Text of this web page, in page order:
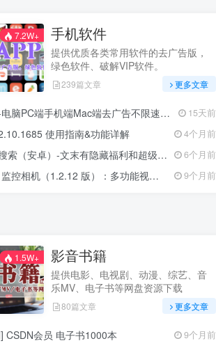
7.2W+ 手机软件
提供优质各类常用软件的去广告版，
绿色软件、破解VIP软件。
239篇文章 更多文章
端手机端Mac端去广告不限速各版本集合搜集整合全网最全 15天前
使用指南&功能详解 4个月前
（安卓）-文末有隐藏福利和超级隐藏福利 6个月前
（1.2.12 版）：多功能视频监控工具，兼顾行车与场景抓拍 9个月前
1.5W+ 影音书籍
提供电影、电视剧、动漫、综艺、音
乐MV、电子书等网盘资源下载
80篇文章 更多文章
CSDN会员 电子书1000本 9个月前